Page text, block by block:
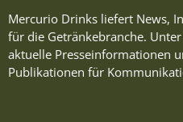
Mercurio Drinks liefert News,
für die Getränkebranche.
aktuelle Presseinformationen
Publikationen für